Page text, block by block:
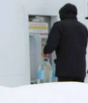
Председатель
Рабочая встреча
06.03.2019